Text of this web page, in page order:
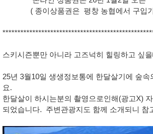
( 종이상품권은 평창 농협에서 구입
스키시즌뿐만 아니라 고즈넉히 힐링하고 싶
25년 3월10일 생생정보통에 한달살기에 숲속
요.
한달살이 하시는분의 촬영으로인해(광고X)
되었습니다. 주변관광지도 함께 소개되니 참